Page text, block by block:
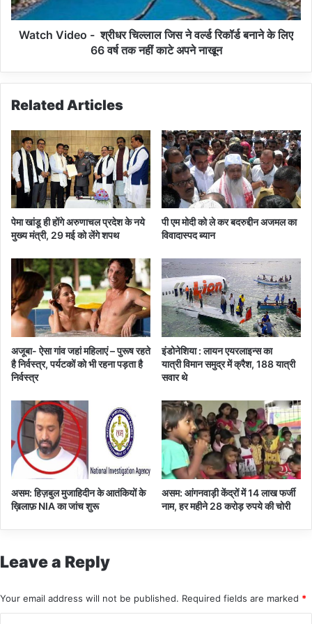
की
सं
हि
ल
जा
हि
दी
न
में
शा
मि
ल
d
e
र
ल्ला
ल
जि
स
ने
व
र्ल्ड
रि
ब
ना
ने
के
लि
ए
6
6
व
क
हीं
टे
अ
प
ना
Watch Video - श्रीधर चिल्लाल जिस ने वर्ल्ड रिकॉर्ड बनाने के लिए
66 वर्ष तक नहीं काटे अपने नाखून
Related Articles
पेमा खांडू ही होंगे अरुणाचल प्रदेश के नये
मुख्य मंत्री, 29 मई को लेंगे शपथ
पी एम मोदी को ले कर बदरुद्दीन अजमल का
विवादास्पद ब्यान
अजूबा- ऐसा गांव जहां महिलाएं – पुरूष रहते
है निर्वस्त्र, पर्यटकों को भी रहना पड़ता है
निर्वस्त्र
इंडोनेशिया : लायन एयरलाइन्स का
यात्री विमान समुद्र में क्रैश, 188 यात्री
सवार थे
असम: हिज़बुल मुजाहिदीन के आतंकियों के
ख़िलाफ़ NIA का जांच शुरू
असम: आंगनवाड़ी केंद्रों में 14 लाख फर्जी
नाम, हर महीने 28 करोड़ रुपये की चोरी
Leave a Reply
Your email address will not be published. Required fields are marked *